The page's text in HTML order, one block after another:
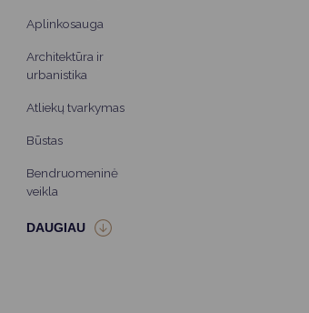
Aplinkosauga
Architektūra ir
urbanistika
Atliekų tvarkymas
Būstas
Bendruomeninė
veikla